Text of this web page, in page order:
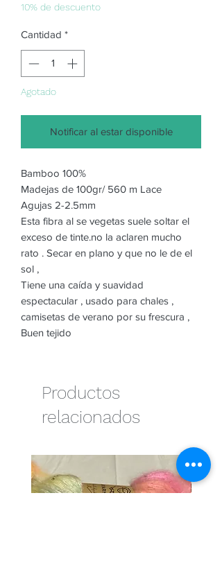
10% de descuento
Cantidad *
Agotado
Notificar al estar disponible
Bamboo 100%
Madejas de 100gr/ 560 m Lace
Agujas 2-2.5mm
Esta fibra al se vegetas suele soltar el
exceso de tinte.no la aclaren mucho
rato . Secar en plano y que no le de el
sol ,
Tiene una caída y suavidad
espectacular , usado para chales ,
camisetas de verano por su frescura ,
Buen tejido
Productos
relacionados